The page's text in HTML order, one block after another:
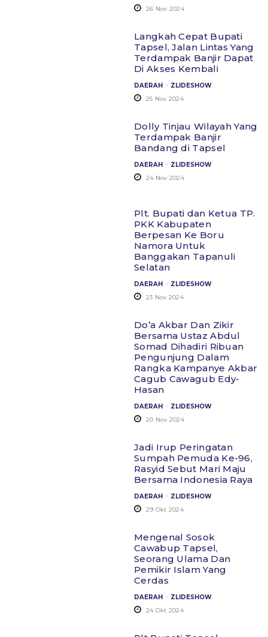
26 Nov 2024
Langkah Cepat Bupati
Tapsel, Jalan Lintas Yang
Terdampak Banjir Dapat
Di Akses Kembali
DAERAH . ZLIDESHOW
25 Nov 2024
Dolly Tinjau Wilayah Yang
Terdampak Banjir
Bandang di Tapsel
DAERAH . ZLIDESHOW
24 Nov 2024
Plt. Bupati dan Ketua TP.
PKK Kabupaten
Berpesan Ke Boru
Namora Untuk
Banggakan Tapanuli
Selatan
DAERAH . ZLIDESHOW
23 Nov 2024
Do’a Akbar Dan Zikir
Bersama Ustaz Abdul
Somad Dihadiri Ribuan
Pengunjung Dalam
Rangka Kampanye Akbar
Cagub Cawagub Edy-
Hasan
DAERAH . ZLIDESHOW
20 Nov 2024
Jadi Irup Peringatan
Sumpah Pemuda Ke-96,
Rasyid Sebut Mari Maju
Bersama Indonesia Raya
DAERAH . ZLIDESHOW
29 Okt 2024
Mengenal Sosok
Cawabup Tapsel,
Seorang Ulama Dan
Pemikir Islam Yang
Cerdas
DAERAH . ZLIDESHOW
24 Okt 2024